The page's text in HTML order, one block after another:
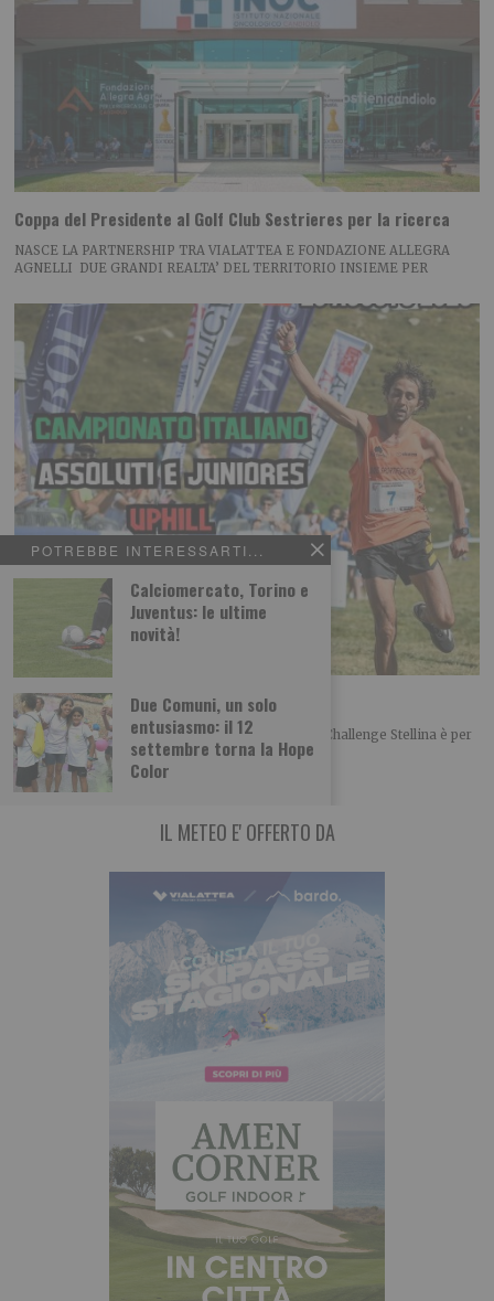
POTREBBE INTERESSARTI...
Calciomercato, Torino e
Juventus: le ultime
novità!
Due Comuni, un solo
entusiasmo: il 12
settembre torna la Hope
Color
Coppa del Presidente al Golf Club Sestrieres per la ricerca
NASCE LA PARTNERSHIP TRA VIALATTEA E FONDAZIONE ALLEGRA
AGNELLI DUE GRANDI REALTA’ DEL TERRITORIO INSIEME PER
Challenge Stellina tra Susa e Mompantero
L’appuntamento per la trentottesima edizione del Challenge Stellina è per
domenica 23 agosto tra Susa e
IL METEO E' OFFERTO DA